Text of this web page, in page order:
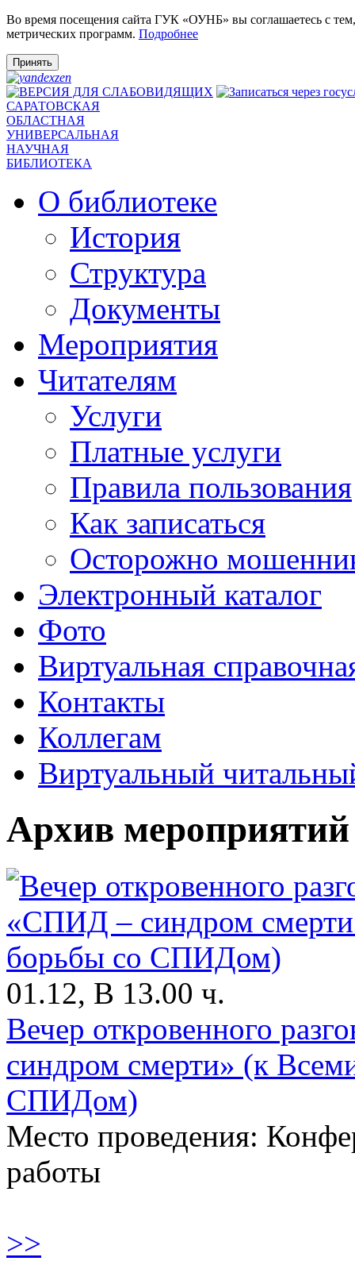
Во время посещения сайта ГУК «ОУНБ» вы соглашаетесь с
метрических программ. Подробнее
Принять
САРАТОВСКАЯ
ОБЛАСТНАЯ
УНИВЕРСАЛЬНАЯ
НАУЧНАЯ
БИБЛИОТЕКА
О библиотеке
История
Структура
Документы
Мероприятия
Читателям
Услуги
Платные услуги
Правила пользования
Как записаться
Осторожно
Электронный каталог
Фото
Виртуальная
Контакты
Коллегам
Виртуальный
Архив мероприятий
01.12, В 13.00 ч.
Вечер откровенного
синдром смерти» (к
СПИДом)
Место проведения:
работы
>>